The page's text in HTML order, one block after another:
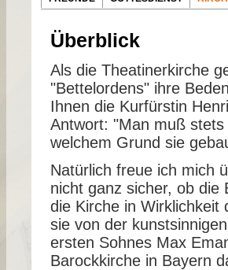
Überblick
Als die Theatinerkirche
"Bettelordens" ihre
Ihnen die Kurfürstin
Antwort: "Man muß
welchem Grund sie
Natürlich freue ich mich
nicht ganz sicher, ob die
die Kirche in Wirklichkeit
sie von der
ersten Sohnes Max
Barockkirche in Bayern